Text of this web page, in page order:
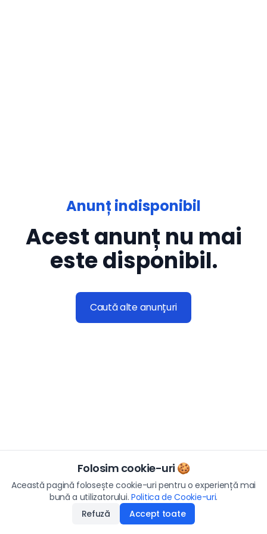
Anunț indisponibil
Acest anunț nu mai
este disponibil.
Caută alte anunțuri
Folosim cookie-uri 🍪
Această pagină folosește cookie-uri pentru o experiență mai
bună a utilizatorului. Politica de Cookie-uri.
Refuză
Accept toate